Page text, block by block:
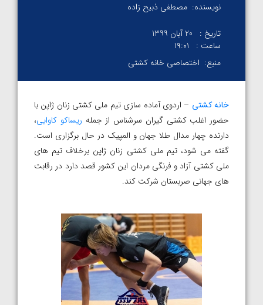
نویسنده: مصطفی ذبیح زاده
تاریخ :
20 آبان 1399
ساعت :
۱۹:۰۱
منبع: اختصاصی خانه کشتی
خانه کشتی – اردوی آماده سازی تیم ملی کشتی زنان ژاپن با
حضور اغلب کشتی گیران سرشناس از جمله ریساکو کاوایی،
دارنده چهار مدال طلا جهان و المپیک در حال برگزاری است.
گفته می شود، تیم ملی کشتی زنان ژاپن برخلاف تیم های
ملی کشتی آزاد و فرنگی مردان این کشور قصد دارد در رقابت
های جهانی صربستان شرکت کند.